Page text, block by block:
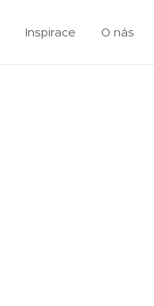
Inspirace O nás